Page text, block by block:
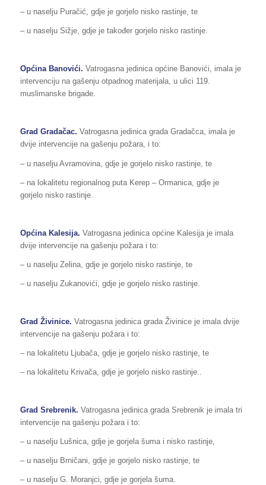
– u naselju Puračić, gdje je gorjelo nisko rastinje, te
– u naselju Sižje, gdje je također gorjelo nisko rastinje.
Općina Banovići. Vatrogasna jedinica općine Banovići, imala je
intervenciju na gašenju otpadnog materijala, u ulici 119.
muslimanske brigade.
Grad Gradačac. Vatrogasna jedinica grada Gradačca, imala je
dvije intervencije na gašenju požara, i to:
– u naselju Avramovina, gdje je gorjelo nisko rastinje, te
– na lokalitetu regionalnog puta Kerep – Ormanica, gdje je
gorjelo nisko rastinje.
Općina Kalesija. Vatrogasna jedinica općine Kalesija je imala
dvije intervencije na gašenju požara i to:
– u naselju Zelina, gdje je gorjelo nisko rastinje, te
– u naselju Zukanovići, gdje je gorjelo nisko rastinje.
Grad Živinice. Vatrogasna jedinica grada Živinice je imala dvije
intervencije na gašenju požara i to:
– na lokalitetu Ljubača, gdje je gorjelo nisko rastinje, te
– na lokalitetu Krivača, gdje je gorjelo nisko rastinje..
Grad Srebrenik. Vatrogasna jedinica grada Srebrenik je imala tri
intervencije na gašenju požara i to:
– u naselju Lušnica, gdje je gorjela šuma i nisko rastinje,
– u naselju Brničani, gdje je gorjelo nisko rastinje, te
– u naselju G. Moranjci, gdje je gorjela šuma.